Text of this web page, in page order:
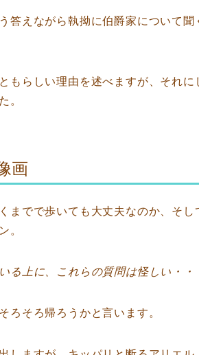
答えながら執拗に伯爵家について聞
もらしい理由を述べますが、それに
。
画
までで歩いても大丈夫なのか、そし
。
る上に、これらの質問は怪しい・・
ろそろ帰ろうかと言います。